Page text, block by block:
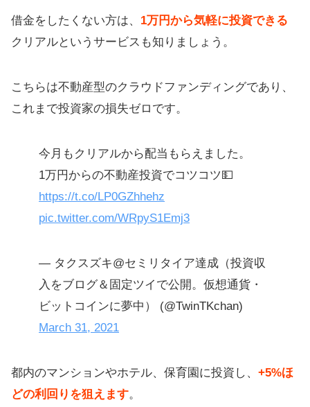
借金をしたくない方は、 1万円から気軽に投資できる
クリアルというサービスも知りましょう。
こちらは不動産型のクラウドファンディングであり、
これまで投資家の損失ゼロです。
今月もクリアルから配当もらえました。
1万円からの不動産投資でコツコツ💵
https://t.co/LP0GZhhehz
pic.twitter.com/WRpyS1Emj3
— タクスズキ@セミリタイア達成（投資収
入をブログ＆固定ツイで公開。仮想通貨・
ビットコインに夢中） (@TwinTKchan)
March 31, 2021
都内のマンションやホテル、保育園に投資し、 +5%ほ
どの利回りを狙えます。